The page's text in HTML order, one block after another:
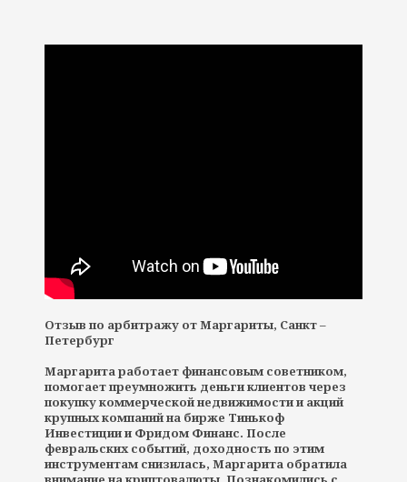
Отзыв по арбитражу от Маргариты, Санкт –
Петербург
Маргарита работает финансовым советником,
помогает преумножить деньги клиентов через
покупку коммерческой недвижимости и акций
крупных компаний на бирже Тинькоф
Инвестиции и Фридом Финанс. После
февральских событий, доходность по этим
инструментам снизилась, Маргарита обратила